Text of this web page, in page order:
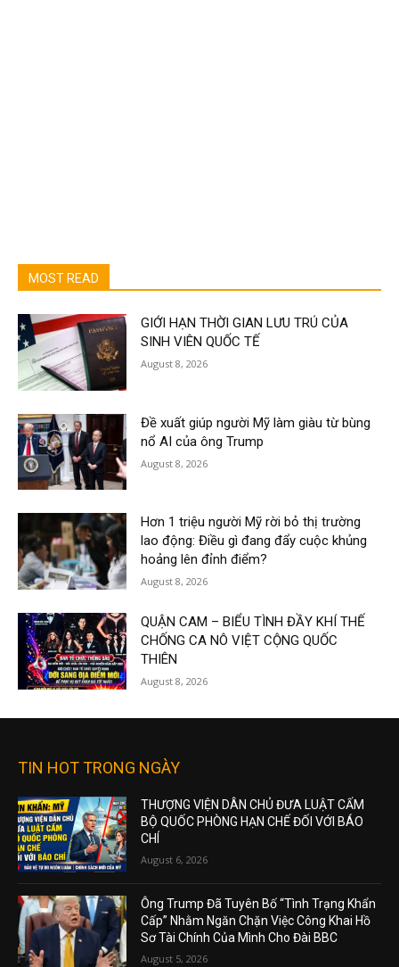
MOST READ
GIỚI HẠN THỜI GIAN LƯU TRÚ CỦA
SINH VIÊN QUỐC TẾ
August 8, 2026
Đề xuất giúp người Mỹ làm giàu từ bùng
nổ AI của ông Trump
August 8, 2026
Hơn 1 triệu người Mỹ rời bỏ thị trường
lao động: Điều gì đang đẩy cuộc khủng
hoảng lên đỉnh điểm?
August 8, 2026
QUẬN CAM – BIỂU TÌNH ĐẦY KHÍ THẾ
CHỐNG CA NÔ VIỆT CỘNG QUỐC
THIÊN
August 8, 2026
TIN HOT TRONG NGÀY
THƯỢNG VIỆN DÂN CHỦ ĐƯA LUẬT CẤM
BỘ QUỐC PHÒNG HẠN CHẾ ĐỐI VỚI BÁO
CHÍ
August 6, 2026
Ông Trump Đã Tuyên Bố “Tình Trạng Khẩn
Cấp” Nhằm Ngăn Chặn Việc Công Khai Hồ
Sơ Tài Chính Của Mình Cho Đài BBC
August 5, 2026